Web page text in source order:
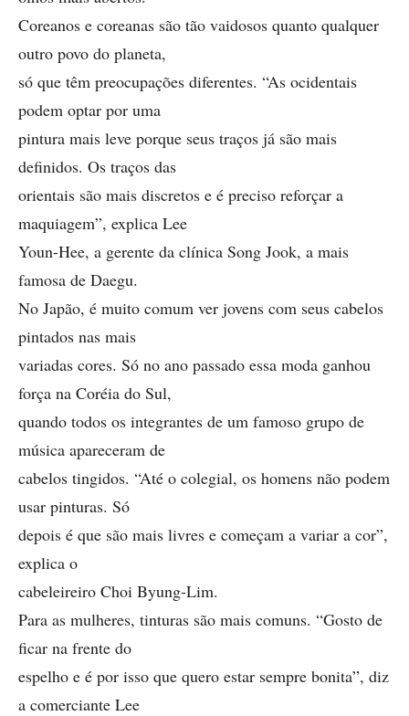
Coreanos e coreanas são tão vaidosos quanto qualquer
outro povo do planeta,
só que têm preocupações diferentes. “As ocidentais
podem optar por uma
pintura mais leve porque seus traços já são mais
definidos. Os traços das
orientais são mais discretos e é preciso reforçar a
maquiagem”, explica Lee
Youn-Hee, a gerente da clínica Song Jook, a mais
famosa de Daegu.
No Japão, é muito comum ver jovens com seus cabelos
pintados nas mais
variadas cores. Só no ano passado essa moda ganhou
força na Coréia do Sul,
quando todos os integrantes de um famoso grupo de
música apareceram de
cabelos tingidos. “Até o colegial, os homens não podem
usar pinturas. Só
depois é que são mais livres e começam a variar a cor”,
explica o
cabeleireiro Choi Byung-Lim.
Para as mulheres, tinturas são mais comuns. “Gosto de
ficar na frente do
espelho e é por isso que quero estar sempre bonita”, diz
a comerciante Lee